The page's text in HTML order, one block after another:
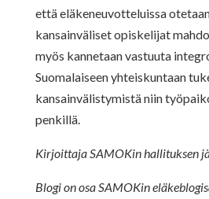
että eläkeneuvotteluissa
kansainväliset opiskelijat
myös kannetaan vastuuta
Suomalaiseen yhteiskuntaan
kansainvälistymistä niin
penkillä.
Kirjoittaja SAMOKin hallituksen
Blogi on osa SAMOKin